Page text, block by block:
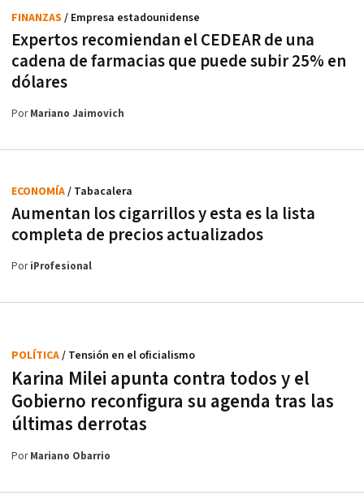
Expertos recomiendan el CEDEAR de una
cadena de farmacias que puede subir 25% en
dólares
FINANZAS / Empresa estadounidense
PorMariano Jaimovich
Aumentan los cigarrillos y esta es la lista
completa de precios actualizados
ECONOMÍA/ Tabacalera
PoriProfesional
Karina Milei apunta contra todos y el
Gobierno reconfigura su agenda tras las
últimas derrotas
POLÍTICA/ Tensión en el oficialismo
PorMariano Obarrio